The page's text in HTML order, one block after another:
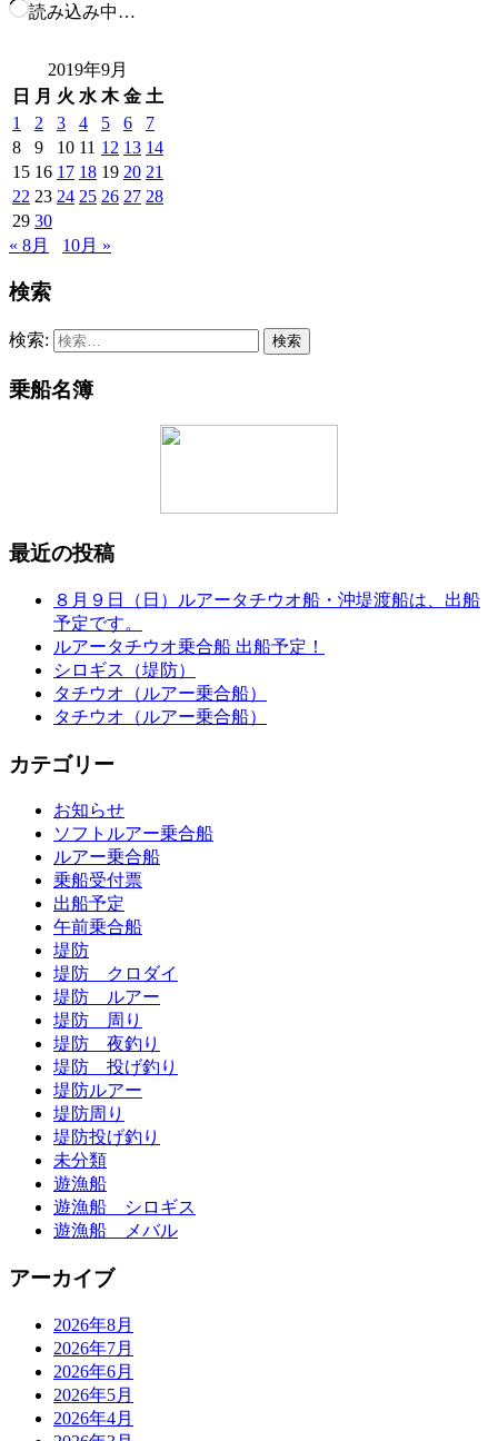
読み込み中…
2019年9月
日
月 火 水 木 金 土
1
2 3 4 5 6
7
8
9 10 11 12 13 14
15 16 17 18 19 20 21
22 23 24 25 26 27 28
29 30
« 8月
10月 »
検索
検索:
乗船名簿
最近の投稿
８月９日（日）ルアータチウオ船・沖堤渡船は、出船
予定です。
ルアータチウオ乗合船 出船予定！
シロギス（堤防）
タチウオ（ルアー乗合船）
タチウオ（ルアー乗合船）
カテゴリー
お知らせ
ソフトルアー乗合船
ルアー乗合船
乗船受付票
出船予定
午前乗合船
堤防
堤防 クロダイ
堤防 ルアー
堤防 周り
堤防 夜釣り
堤防 投げ釣り
堤防ルアー
堤防周り
堤防投げ釣り
未分類
遊漁船
遊漁船 シロギス
遊漁船 メバル
アーカイブ
2026年8月
2026年7月
2026年6月
2026年5月
2026年4月